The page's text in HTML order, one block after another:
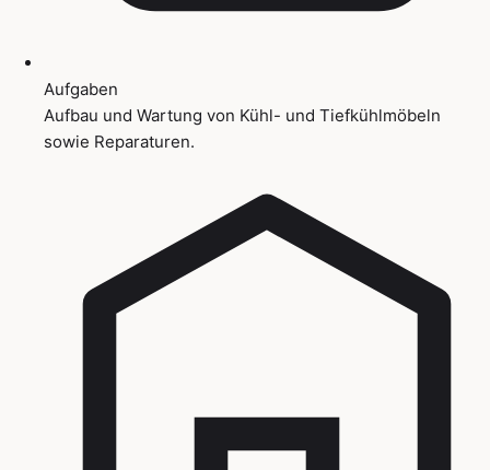
Aufgaben
Aufbau und Wartung von Kühl- und Tiefkühlmöbeln
sowie Reparaturen.